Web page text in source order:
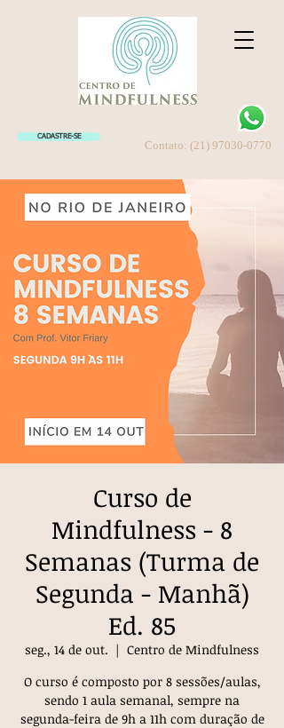
CADASTRE-SE
Contato: (21) 97030-0770
Curso de
Mindfulness - 8
Semanas (Turma de
Segunda - Manhã)
Ed. 85
seg., 14 de out.
  |
Centro de Mindfulness
O curso é composto por 8 sessões/aulas,
sendo 1 aula semanal, sempre na
segunda-feira de 9h a 11h com duração de